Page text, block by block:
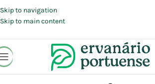
Skip to navigation
Skip to main content